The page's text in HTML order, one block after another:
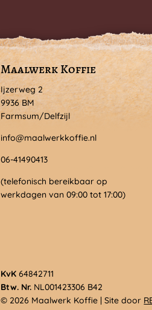
Maalwerk Koffie
Ijzerweg 2
9936 BM
Farmsum/Delfzijl
info@maalwerkkoffie.nl
06-41490413
(telefonisch bereikbaar op
werkdagen van 09:00 tot 17:00)
KvK 64842711
Btw. Nr. NL001423306 B42
© 2026 Maalwerk Koffie | Site door